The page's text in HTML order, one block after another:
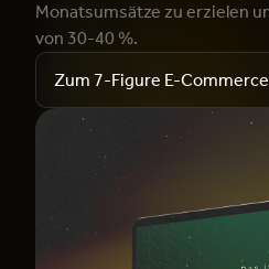
Monatsumsätze zu erzielen
von 30-40 %.
Zum 7-Figure E-